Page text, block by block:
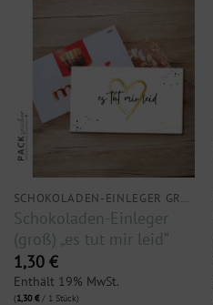
SCHOKOLADEN-EINLEGER GROSS
Schokoladen-Einleger
(groß) „es tut mir leid“
1,30 €
Enthält 19% MwSt.
(1,30€/ 1 Stück)